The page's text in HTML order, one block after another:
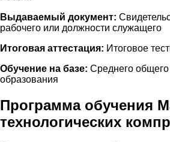
Выдаваемый документ:
рабочего или должности служащего
Итоговая аттестация: Итоговое
Обучение на базе: Среднего
образования
Программа обучения
технологических